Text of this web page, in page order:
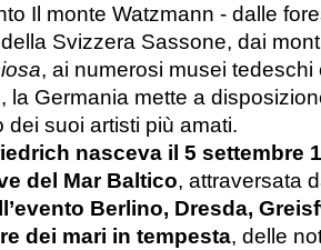
Il monte Watzmann - dalle
Svizzera Sassone, dai
, ai numerosi musei
la Germania mette a
dei suoi artisti più amati.
nasceva il 5 settembre
del Mar Baltico, attraversata
Berlino, Dresda,
dei mari in tempesta, delle